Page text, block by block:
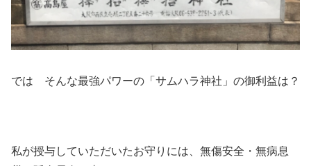
では そんな最強パワーの「サムハラ神社」の御利益は？
私が授与していただいたお守りには、 無傷安全・無病息